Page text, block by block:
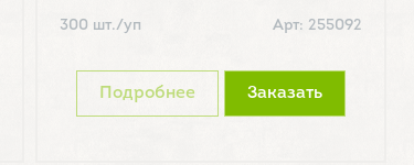
300 шт./уп Арт: 255092
Подробнее Заказать